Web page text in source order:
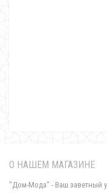
О НАШЕМ МАГАЗИНЕ
"Дом-Мода" - Ваш заветный